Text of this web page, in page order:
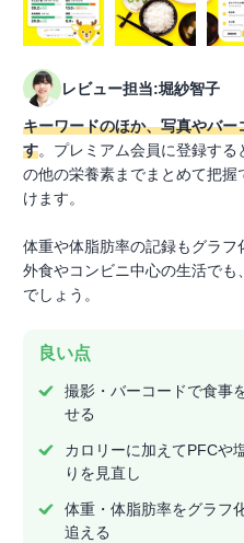
レビュー担当:堀紗智子
キーワードのほか、写真やバ
す。プレミアム会員に登録す
の他の栄養素までまとめて把
けます。
体重や体脂肪率の記録もグラフ
外食やコンビニ中心の生活でも
でしょう。
良い点
撮影・バーコードで食事
せる
カロリーに加えてPFCや
りを見直し
体重・体脂肪率をグラフ
追える